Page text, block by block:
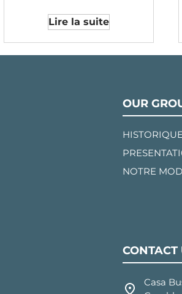
Lire la suite
OUR
HISTORIQUE
NOTRE
CONTACT
Casa